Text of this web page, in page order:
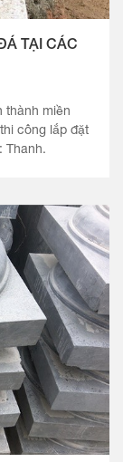
TẠI CÁC
thành miền
công lắp đặt
Thanh.